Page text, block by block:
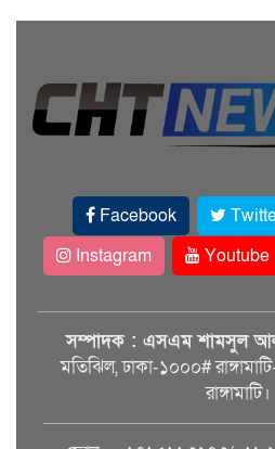
Facebook
Instagram
Youtube
সম্পাদক : এসএম শামসুল
মতিঝিল, ঢাকা-১০০০#
রাঙ্গামাটি।